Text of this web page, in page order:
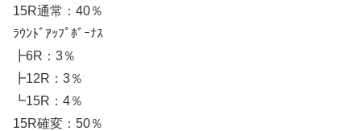
15R通常：40％
ﾗｳﾝﾄﾞｱｯﾌﾟﾎﾞｰﾅｽ
┣6R：3％
┣12R：3％
┗15R：4％
15R確変：50％